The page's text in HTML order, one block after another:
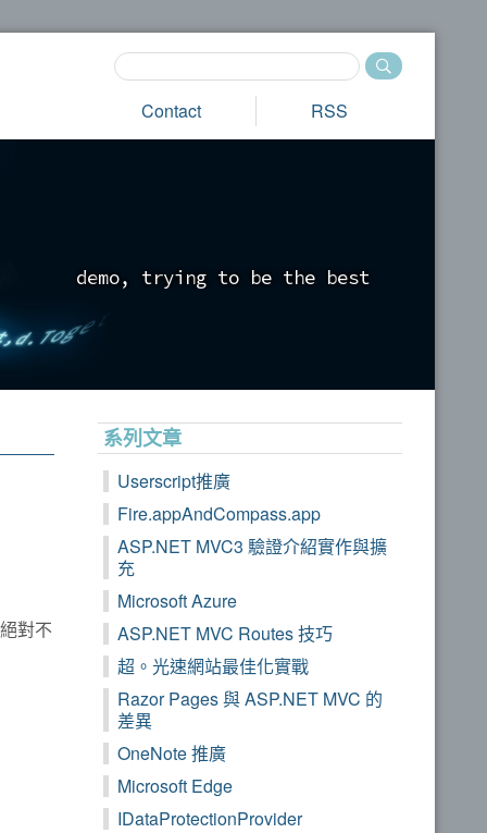
Contact RSS
demo, tryi ng to be the best
對不
系列文章
Userscript推廣
Fire.appAndCompass.app
ASP.NET MVC3 驗證介紹實作與擴
充
Microsoft Azure
ASP.NET MVC Routes 技巧
超。光速網站最佳化實戰
Razor Pages 與 ASP.NET MVC 的
差異
OneNote 推廣
Microsoft Edge
IDataProtectionProvider